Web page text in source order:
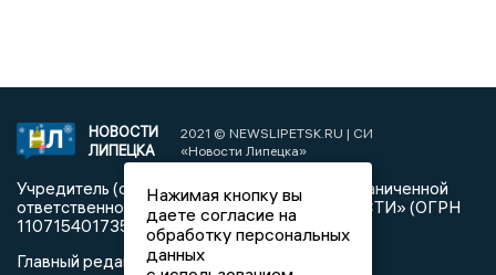
НОВОСТИ
ЛИПЕЦКА
2021 © NEWSLIPETSK.RU | СИ
«Новости Липецка»
Учредитель (соучредители): Общество с ограниченной
ответственностью «РЕГИОНАЛЬНЫЕ НОВОСТИ» (ОГРН
1107154017354)
Главный редактор: Герцог Е.Г.
Нажимая кнопку вы
даете согласие на
обработку персональных
данных